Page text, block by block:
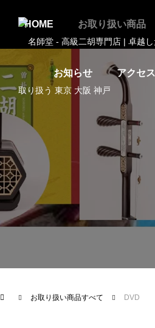
HOME お取り扱い商品
お知らせ アクセス
お取り扱い商品すべて DVD